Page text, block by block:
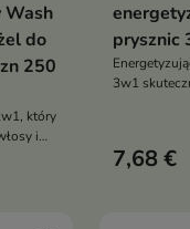
Wash
do
250
który
i
prysznic
3w1
dzięki
7,68 €